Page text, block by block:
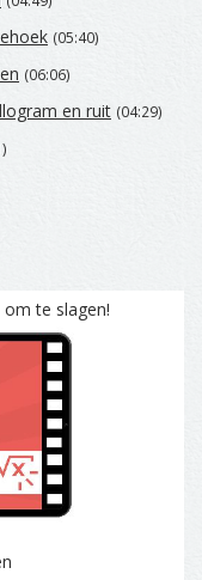
(05:40)
(06:06)
en ruit (04:29)
te slagen!